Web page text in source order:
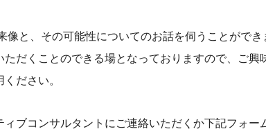
像と、その可能性についてのお話を伺うことができ
ただくことのできる場となっておりますので、ご興
ださい。
ィブコンサルタントにご連絡いただくか下記フォー